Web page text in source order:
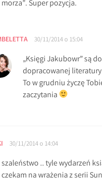
morza”. Super pozycja.
30/11/2014 o 15:04
„Księgi Jakubowr” są
dopracowanej literatury
To w grudniu życzę
zaczytania
30/11/2014 o 14:04
szaleństwo .. tyle wydarzeń
czekam na wrażenia z serii